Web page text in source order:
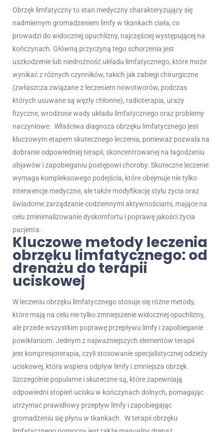
Obrzęk limfatyczny to stan medyczny charakteryzujący się
nadmiernym gromadzeniem limfy w tkankach ciała, co
prowadzi do widocznej opuchlizny, najczęściej występującej na
kończynach. Główną przyczyną tego schorzenia jest
uszkodzenie lub niedrożność układu limfatycznego, które może
wynikać z różnych czynników, takich jak zabiegi chirurgiczne
(zwłaszcza związane z leczeniem nowotworów, podczas
których usuwane są węzły chłonne), radioterapia, urazy
fizyczne, wrodzone wady układu limfatycznego oraz problemy
naczyniowe. Właściwa diagnoza obrzęku limfatycznego jest
kluczowym etapem skutecznego leczenia, ponieważ pozwala na
dobranie odpowiedniej terapii, skoncentrowanej na łagodzeniu
objawów i zapobieganiu postępowi choroby. Skuteczne leczenie
wymaga kompleksowego podejścia, które obejmuje nie tylko
interwencje medyczne, ale także modyfikację stylu życia oraz
świadome zarządzanie codziennymi aktywnościami, mające na
celu zminimalizowanie dyskomfortu i poprawę jakości życia
pacjenta.
Kluczowe metody leczenia
obrzęku limfatycznego: od
drenażu do terapii
uciskowej
W leczeniu obrzęku limfatycznego stosuje się różne metody,
które mają na celu nie tylko zmniejszenie widocznej opuchlizny,
ale przede wszystkim poprawę przepływu limfy i zapobieganie
powikłaniom. Jednym z najważniejszych elementów terapii
jest kompresjoterapia, czyli stosowanie specjalistycznej odzieży
uciskowej, która wspiera odpływ limfy i zmniejsza obrzęk.
Szczególnie popularne i skuteczne są, które zapewniają
odpowiedni stopień ucisku w kończynach dolnych, pomagając
utrzymać prawidłowy przepływ limfy i zapobiegając
gromadzeniu się płynu w tkankach. W terapii obrzęku